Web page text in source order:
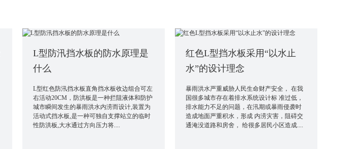
L型防汛挡水板的防水原理是
什么
L型红色防汛挡水板直角挡水板收边组合可左
右活动20CM，防洪板是一种拦阻液体和防护
城市瞬间发生的暴雨洪水内涝而设计,装置为
活动式挡水板,是一种可独自支撑站立的临时
性防洪板,大水通过方向压力将....
红色L型挡水板采用“以水止
水”的设计理念
暴雨洪水严重威胁人民生命财产安全， 在我
国很多城市存在着排水系统设计标 准过低，
排水能力不足的问题，在汛期或暴雨侵袭时
造成地面严重积水，形成 内涝灾害，阻碍交
通淹没道路和房舍， 给很多居民小区造成....